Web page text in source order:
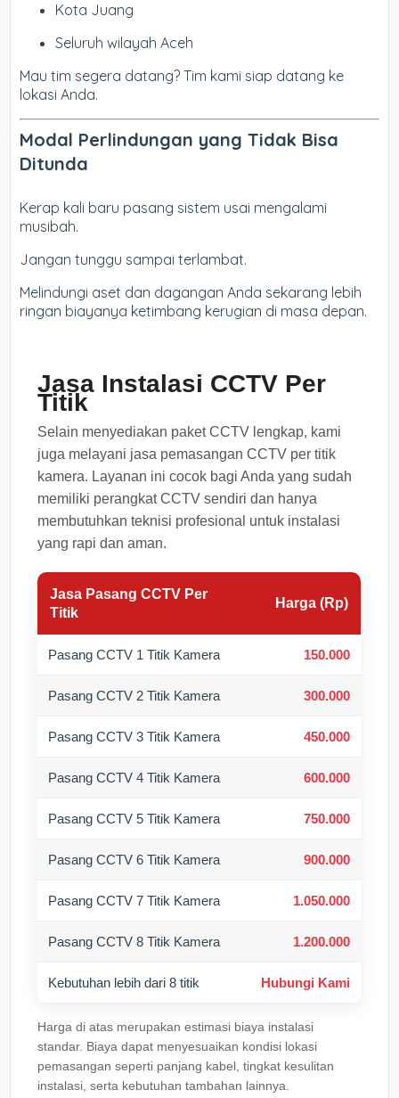
Kota Juang
Seluruh wilayah Aceh
Mau tim segera datang? Tim kami siap datang ke
lokasi Anda.
Modal Perlindungan yang Tidak Bisa
Ditunda
Kerap kali baru pasang sistem usai mengalami
musibah.
Jangan tunggu sampai terlambat.
Melindungi aset dan dagangan Anda sekarang lebih
ringan biayanya ketimbang kerugian di masa depan.
Jasa Instalasi CCTV Per
Titik
Selain menyediakan paket CCTV lengkap, kami
juga melayani jasa pemasangan CCTV per titik
kamera. Layanan ini cocok bagi Anda yang sudah
memiliki perangkat CCTV sendiri dan hanya
membutuhkan teknisi profesional untuk instalasi
yang rapi dan aman.
Jasa Pasang CCTV Per
Titik
Harga (Rp)
Pasang CCTV 1 Titik Kamera 150.000
Pasang CCTV 2 Titik Kamera 300.000
Pasang CCTV 3 Titik Kamera 450.000
Pasang CCTV 4 Titik Kamera 600.000
Pasang CCTV 5 Titik Kamera 750.000
Pasang CCTV 6 Titik Kamera 900.000
Pasang CCTV 7 Titik Kamera 1.050.000
Pasang CCTV 8 Titik Kamera 1.200.000
Kebutuhan lebih dari 8 titik Hubungi Kami
Harga di atas merupakan estimasi biaya instalasi
standar. Biaya dapat menyesuaikan kondisi lokasi
pemasangan seperti panjang kabel, tingkat kesulitan
instalasi, serta kebutuhan tambahan lainnya.